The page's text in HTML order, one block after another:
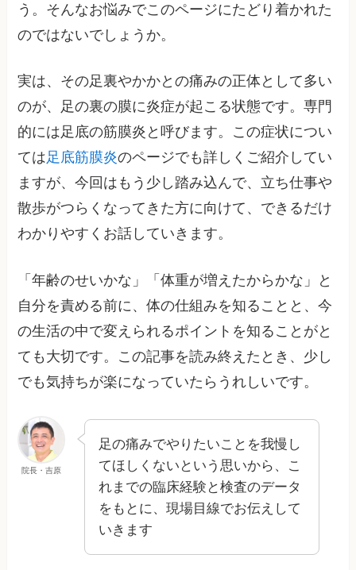
う。そんなお悩みでこのページにたどり着かれた
のではないでしょうか。
実は、その足裏やかかとの痛みの正体として多い
のが、足の裏の膜に炎症が起こる状態です。専門
的には足底の筋膜炎と呼びます。この症状につい
ては足底筋膜炎のページでも詳しくご紹介してい
ますが、今回はもう少し踏み込んで、立ち仕事や
散歩がつらくなってきた方に向けて、できるだけ
わかりやすくお話していきます。
「年齢のせいかな」「体重が増えたからかな」と
自分を責める前に、体の仕組みを知ることと、今
の生活の中で変えられるポイントを知ることがと
ても大切です。この記事を読み終えたとき、少し
でも気持ちが楽になっていたらうれしいです。
院長・吉原
足の痛みでやりたいことを我慢し
てほしくないという思いから、こ
れまでの臨床経験と検査のデータ
をもとに、現場目線でお伝えして
いきます